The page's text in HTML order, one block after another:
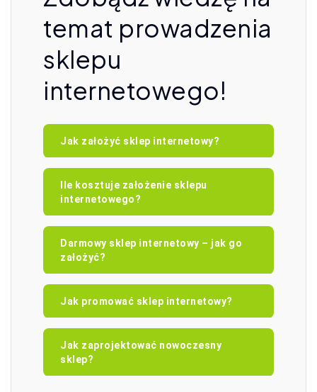
temat prowadzenia
sklepu
internetowego!
Jak założyć sklep internetowy?
Ile kosztuje założenie sklepu
internetowego?
Darmowy sklep internetowy – jak go
założyć?
Jak promować sklep internetowy?
Jak zaprojektować nowoczesny
sklep?